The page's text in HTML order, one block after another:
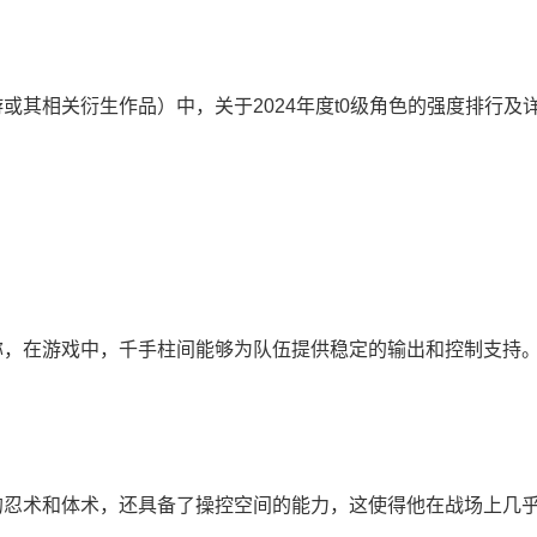
其相关衍生作品）中，关于2024年度t0级角色的强度排行及
在游戏中，千手柱间能够为队伍提供稳定的输出和控制支持
术和体术，还具备了操控空间的能力，这使得他在战场上几